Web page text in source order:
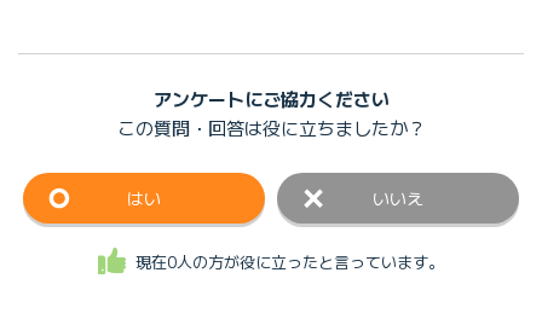
アンケートにご協力ください
この質問・回答は役に立ちましたか？
はい いいえ
現在0人の方が役に立ったと言っています。